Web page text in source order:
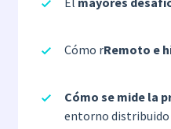
Cómo rRemoto e
Cómo se mide la
entorno distribuido